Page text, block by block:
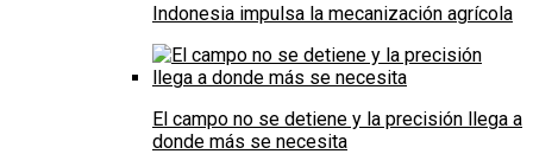
Indonesia impulsa la mecanización agrícola
El campo no se detiene y la precisión llega a
donde más se necesita